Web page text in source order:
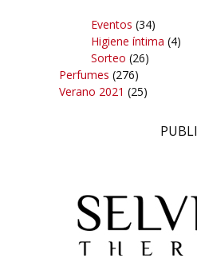
Eventos (34)
Higiene íntima (4)
Sorteo (26)
Perfumes (276)
Verano 2021 (25)
PUBLI